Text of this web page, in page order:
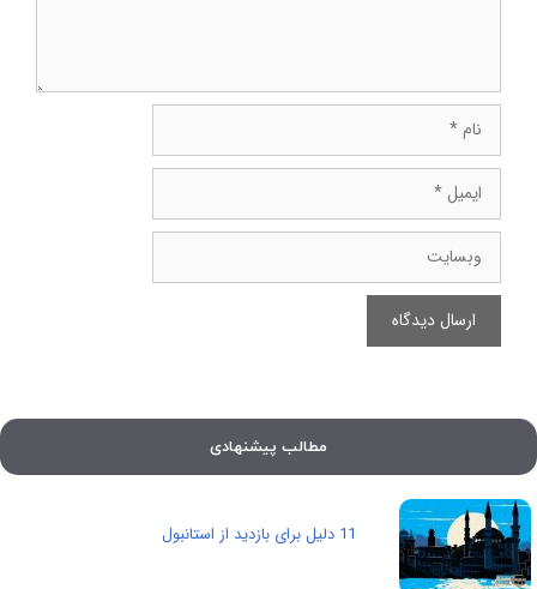
ایمیل
وبسایت
مطالب پیشنهادی
11 دلیل برای بازدید از استانبول